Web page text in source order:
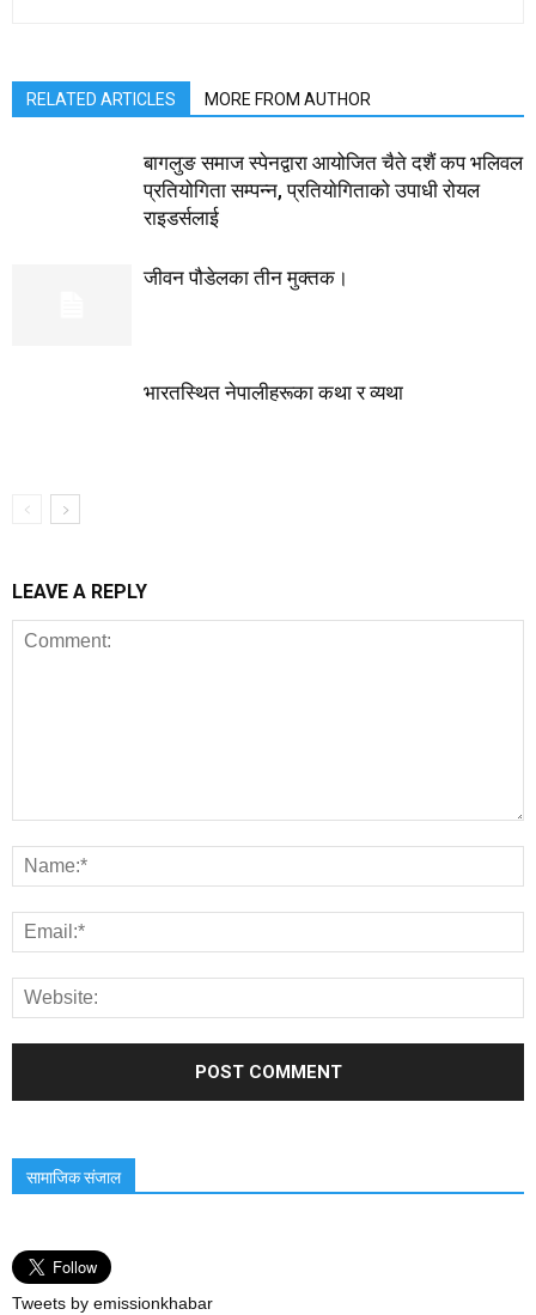
RELATED ARTICLES MORE FROM AUTHOR
बागलुङ समाज स्पेनद्वारा आयोजित चैते दशैं कप भलिवल
प्रतियोगिता सम्पन्न, प्रतियाेगिताको उपाधी रोयल
राइडर्सलाई
जीवन पौडेलका तीन मुक्तक।
भारतस्थित नेपालीहरूका कथा र व्यथा
LEAVE A REPLY
सामाजिक संजाल
Tweets by emissionkhabar